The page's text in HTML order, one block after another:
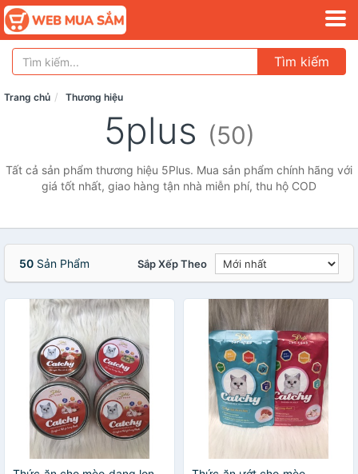
Tìm kiếm
Trang chủ Thương hiệu
5plus (50)
Tất cả sản phẩm thương hiệu 5Plus. Mua sản phẩm chính hãng với
giá tốt nhất, giao hàng tận nhà miễn phí, thu hộ COD
50 Sản Phẩm Sắp Xếp Theo